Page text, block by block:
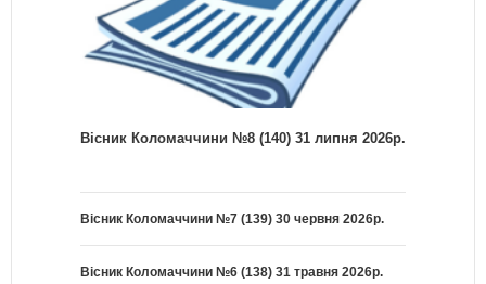
Вісник Коломаччини №8 (140) 31 липня 2026р.
Вісник Коломаччини №7 (139) 30 червня 2026р.
Вісник Коломаччини №6 (138) 31 травня 2026р.